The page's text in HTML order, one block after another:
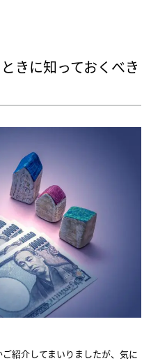
きに知っておくべき
紹介してまいりましたが、気に